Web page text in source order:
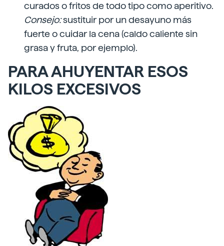
curados o fritos de todo tipo como aperitivo.
Consejo:sustituir por un desayuno más
fuerte o cuidar la cena (caldo caliente sin
grasa y fruta, por ejemplo).
PARA AHUYENTAR ESOS
KILOS EXCESIVOS